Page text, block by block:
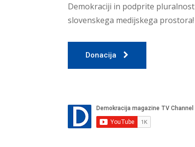
Demokraciji in podprite pluralnost
slovenskega medijskega prostora!
Donacija